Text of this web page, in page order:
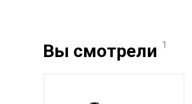
Вы смотрели 1